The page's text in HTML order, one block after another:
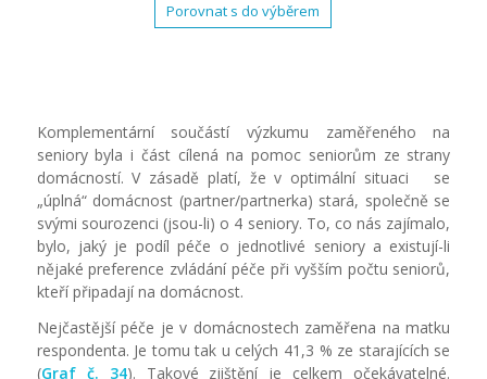
Porovnat s do výběrem
Komplementární součástí výzkumu zaměřeného na
seniory byla i část cílená na pomoc seniorům ze strany
domácností. V zásadě platí, že v optimální situaci se
„úplná“ domácnost (partner/partnerka) stará, společně se
svými sourozenci (jsou-li) o 4 seniory. To, co nás zajímalo,
bylo, jaký je podíl péče o jednotlivé seniory a existují-li
nějaké preference zvládání péče při vyšším počtu seniorů,
kteří připadají na domácnost.
Nejčastější péče je v domácnostech zaměřena na matku
respondenta. Je tomu tak u celých 41,3 % ze starajících se
(Graf č. 34). Takové zjištění je celkem očekávatelné.